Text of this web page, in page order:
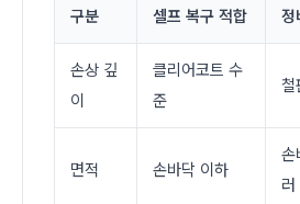
구분 셀프 복구 적합 정
손상 깊
이
클리어코트 수
준
철
면적 손바닥 이하
손
러